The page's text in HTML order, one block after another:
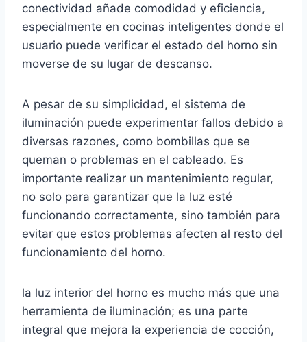
conectividad añade comodidad y eficiencia,
especialmente en cocinas inteligentes donde el
usuario puede verificar el estado del horno sin
moverse de su lugar de descanso.
A pesar de su simplicidad, el sistema de
iluminación puede experimentar fallos debido a
diversas razones, como bombillas que se
queman o problemas en el cableado. Es
importante realizar un mantenimiento regular,
no solo para garantizar que la luz esté
funcionando correctamente, sino también para
evitar que estos problemas afecten al resto del
funcionamiento del horno.
la luz interior del horno es mucho más que una
herramienta de iluminación; es una parte
integral que mejora la experiencia de cocción,